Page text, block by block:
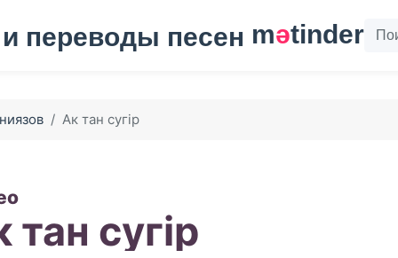
mәtinder
Ак тан сугiр
тан сугiр